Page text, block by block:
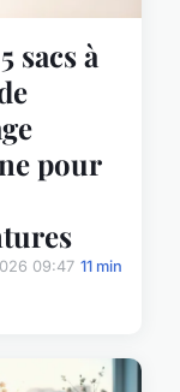
sacs à
pour
09:47 11 min